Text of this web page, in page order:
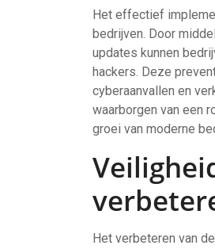
Het effectief
bedrijven. Door
updates kunnen
hackers. Deze
cyberaanvallen en
waarborgen van een
groei van moderne
Het verbeteren van